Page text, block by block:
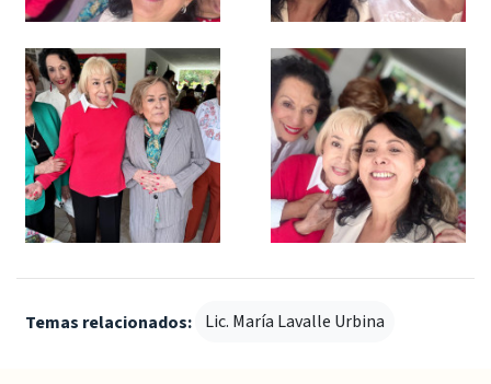
Temas relacionados: Lic. María Lavalle Urbina